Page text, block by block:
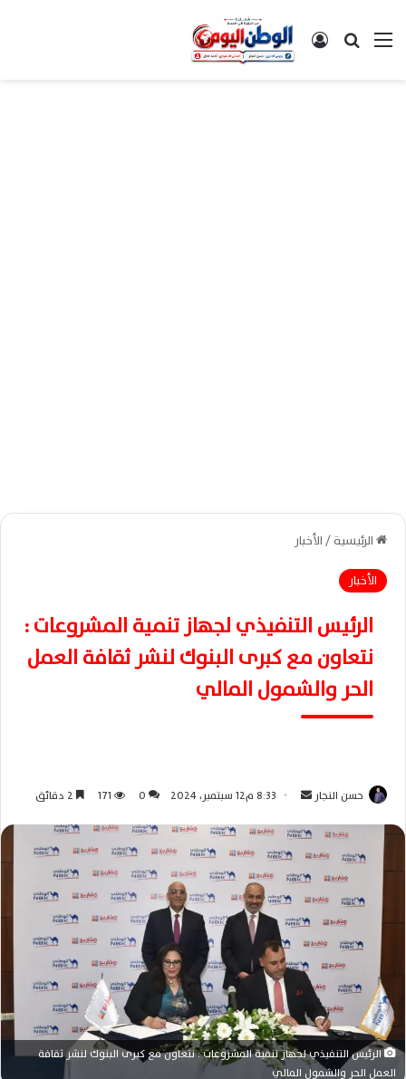
القائمةبحث عن تسجيل الدخول
الرئيسية/الأخبار
الأخبار
الرئيس التنفيذي لجهاز تنمية المشروعات :
نتعاون مع كبرى البنوك لنشر ثقافة العمل
الحر والشمول المالي
حسن النجار
س
ب
ي
ا
إ
ك
ت
8:33 م12 سبتمبر، 2024 0
171
الرئيس التنفيذي لجهاز تنمية المشروعات : نتعاون مع كبرى البنوك لنشر ثقافة
العمل الحر والشمول المالي